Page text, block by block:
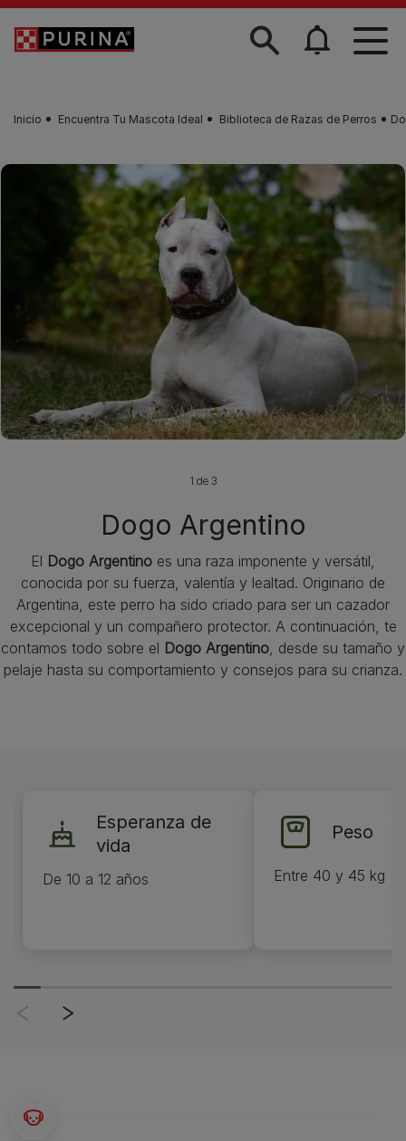
Skip to main content
Inicio Encuentra Tu Mascota Ideal Biblioteca de Razas de Perros
Dogo Argentino
El Dogo Argentino es una raza imponente y versátil,
conocida por su fuerza, valentía y lealtad. Originario de
Argentina, este perro ha sido criado para ser un cazador
excepcional y un compañero protector. A continuación, te
contamos todo sobre el Dogo Argentino, desde su tamaño y
pelaje hasta su comportamiento y consejos para su crianza.
1 de 3
Esperanza de
vida
De 10 a 12 años
Peso
Entre 40 y 45 kg